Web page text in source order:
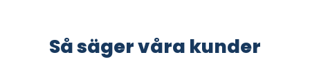
Så säger våra kunder